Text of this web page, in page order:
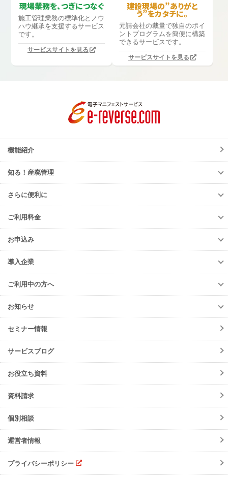
現場業務を、つぎにつなぐ
施工管理業務の標準化と ノウ
ハウ継承を支援するサービス
です。
サービスサイトを見る
建設現場の”ありがと
う”をカタチに。
元請会社の裁量で独自のポイ
ントプログラムを簡便に構築
できるサービスです。
サービスサイトを見る
機能紹介
知る！産廃管理
知る！産廃管理
初級編
中級編
上級編
さらに便利に
さらに便利に
TansoMiru産廃
多量排出行政報告支援サービス
再生資源利用促進支援サービス
er-contract
遠隔承認モデル
JWNETデータ取込機能
パッケージソフト
ご利用料金
ご利用料金
排出事業者様
収集運搬・
お申込み
お申込み
e-reverse.com
TansoMiru産廃
多量排出行政報告支援サービス
er-contract
再生資源利用促進支援サービス
導入企業
導入企業
収集運搬業者・
排出事業者一覧
導入事例一覧
ご利用中の方へ
ご利用中の方へ
各種お手続き
ご登録情報変更
初期設定方法
動作環境
会員規約
サービスの可用性とセキュリティ
よくあるご質問
注意事項
お知らせ
お知らせ
ニュースリリース
メンテナンス
障害情報
機能リリース
イベント
セミナー情報
サービスブログ
お役立ち資料
資料請求
個別相談
運営者情報
プライバシーポリシー